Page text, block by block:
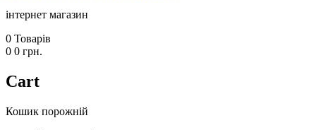
інтернет магазин
0 Товарів
0 0 грн.
Cart
Кошик порожній